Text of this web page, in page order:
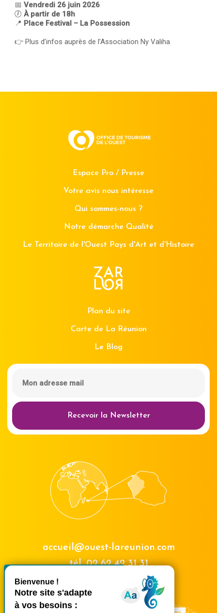
Masquer le
📅 Vendredi 26 juin 2026
🕖 À partir de 18h
📍 Place Festival – La Possession
👉 Plus d’infos auprès de l’Association Ny Valiha
Espace Pro / Presse
Votre avis nous intéresse
Qui sommes-nous ?
Notre démarche Qualité
Le Territoire de l'Ouest Pays d'Art et d'Histoire
Plan du site
Carte de La Réunion
Le Blog
Recevoir la Newsletter
accueil@ouest-lareunion.com
tél.02 62 42 31 31
Nous rencontrer